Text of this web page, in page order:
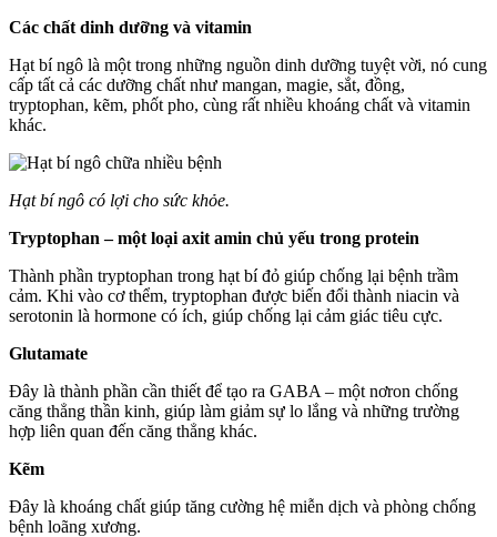
Các chất dinh dưỡng và vitamin
Hạt bí ngô là một trong những nguồn dinh dưỡng tuyệt vời, nó cung
cấp tất cả các dưỡng chất như mangan, magie, sắt, đồng,
tryptophan, kẽm, phốt pho, cùng rất nhiều khoáng chất và vitamin
khác.
Hạt bí ngô có lợi cho sức khỏe.
Tryptophan – một loại axit amin chủ yếu trong protein
Thành phần tryptophan trong hạt bí đỏ giúp chống lại bệnh trầm
cảm. Khi vào cơ thểm, tryptophan được biến đổi thành niacin và
serotonin là hormone có ích, giúp chống lại cảm giác tiêu cực.
Glutamate
Đây là thành phần cần thiết để tạo ra GABA – một nơron chống
căng thẳng thần kinh, giúp làm giảm sự lo lắng và những trường
hợp liên quan đến căng thẳng khác.
Kẽm
Đây là khoáng chất giúp tăng cường hệ miễn dịch và phòng chống
bệnh loãng xương.